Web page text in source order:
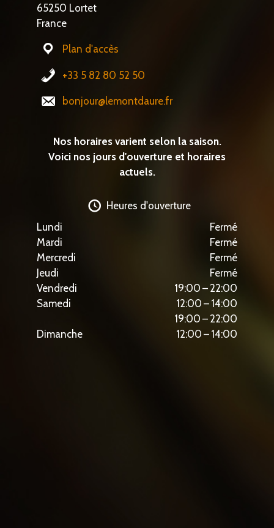
65250 Lortet
France
Plan d'accès
+33 5 82 80 52 50
bonjour@lemontdaure.fr
Nos horaires varient selon la saison.
Voici nos jours d'ouverture et horaires
actuels.
Heures d'ouverture
Lundi
Fermé
Mardi
Fermé
Mercredi
Fermé
Jeudi
Fermé
Vendredi
19:00 – 22:00
Samedi
12:00 – 14:00
19:00 – 22:00
Dimanche
12:00 – 14:00